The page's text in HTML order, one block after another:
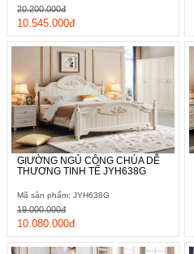
10.545.000đ
20.200.000đ
GIƯỜNG NGỦ CÔNG CHÚA DỄ
THƯƠNG TINH TẾ JYH638G
Mã sản phẩm: JYH638G
10.080.000đ
19.000.000đ